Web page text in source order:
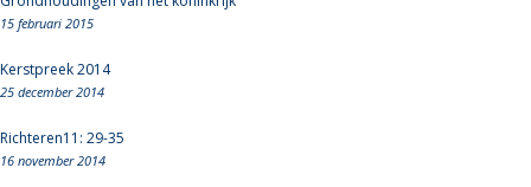
15 februari 2015
Kerstpreek 2014
25 december 2014
Richteren11: 29-35
16 november 2014